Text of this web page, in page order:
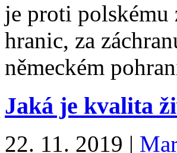
je proti polskému
hranic, za
německém
Jaká je kvalita
22. 11. 2019 |